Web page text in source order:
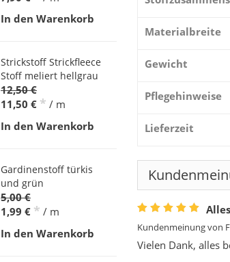
Materialbreite
Gewicht
Pflegehinweise
Lieferzeit
Kundenmeinung von
Vielen Dank, alles
In den Warenkorb
Strickstoff Strickfleece
Stoff meliert hellgrau
12,50 €
11,50 € * / m
In den Warenkorb
Gardinenstoff türkis
und grün
5,00 €
1,99 € * / m
In den Warenkorb